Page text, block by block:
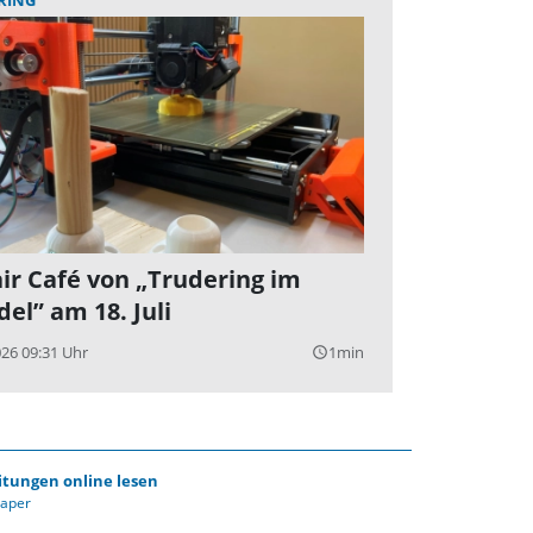
Café von „Trudering im
am 18. Juli
09:31 Uhr query_builder1min
online lesen